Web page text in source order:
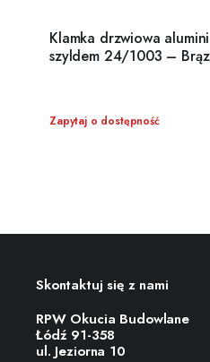
Klamka drzwiowa
szyldem 24/1003 –
Zapytaj o dostępność
Skontaktuj się z nami
RPW Okucia Budowlane
Łódź 91-358
ul. Jeziorna 10